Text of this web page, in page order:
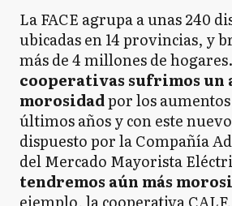
La FACE agrupa a unas 240
ubicadas en 14 provincias, y
más de 4 millones de
cooperativas sufrimos un
morosidadpor los aumentos
últimos años y con este
dispuesto por la Compañía
del Mercado Mayorista
tendremos aún más
ejemplo, la cooperativa